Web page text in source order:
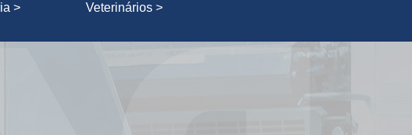
>
Veterinários >